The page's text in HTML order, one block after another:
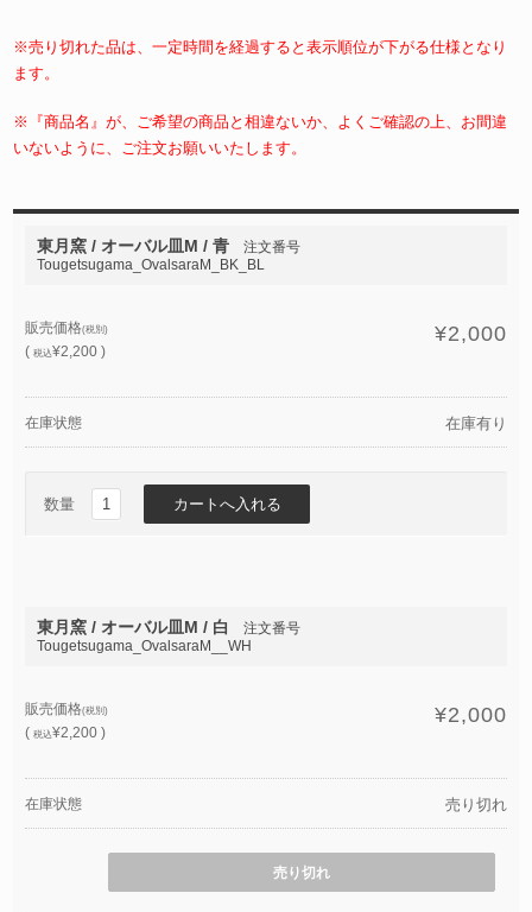
※売り切れた品は、一定時間を経過すると表示順位が下がる仕様となり
ます。
※『商品名』が、ご希望の商品と相違ないか、よくご確認の上、お間違
いないように、ご注文お願いいたします。
東月窯 / オーバル皿M / 青
注文番号
Tougetsugama_OvalsaraM_BK_BL
販売価格(税別)
(税込¥2,200 )
¥2,000
在庫状態 在庫有り
数量
東月窯 / オーバル皿M / 白
注文番号
Tougetsugama_OvalsaraM__WH
販売価格(税別)
(税込¥2,200 )
¥2,000
在庫状態 売り切れ
売り切れ